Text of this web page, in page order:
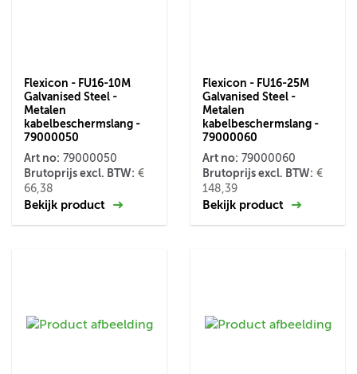
Flexicon - FU16-10M
Galvanised Steel -
Metalen
kabelbeschermslang -
79000050
Art no: 79000050
Brutoprijs excl. BTW: €
66,38
Bekijk product
Flexicon - FU16-25M
Galvanised Steel -
Metalen
kabelbeschermslang -
79000060
Art no: 79000060
Brutoprijs excl. BTW: €
148,39
Bekijk product